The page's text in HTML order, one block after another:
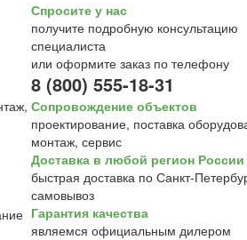
Спросите у нас
получите подробную консультацию
специалиста
или оформите заказ по телефону
8 (800) 555-18-31
Сопровождение объектов
проектирование, поставка
монтаж, сервис
Доставка в любой регион России
быстрая доставка по Санкт-
самовывоз
Гарантия качества
являемся официальным дилером